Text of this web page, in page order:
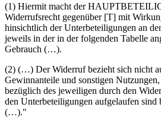
(1) Hiermit macht der
Widerrufsrecht gegenüber [T] mit
hinsichtlich der Unterbeteiligungen an
jeweils in der in der folgenden Tabelle
Gebrauch (…).
(2) (…) Der Widerruf bezieht sich nicht
Gewinnanteile und sonstigen
bezüglich des jeweiligen durch den
den Unterbeteiligungen aufgelaufen sind
(…)."